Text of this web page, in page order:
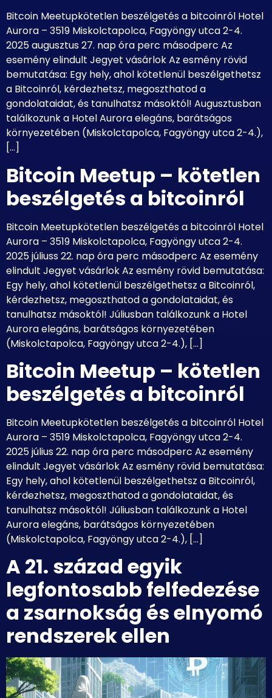
Bitcoin Meetupkötetlen beszélgetés a bitcoinról Hotel
Aurora – 3519 Miskolctapolca, Fagyöngy utca 2-4.
2025 augusztus 27. nap óra perc másodperc Az
esemény elindult Jegyet vásárlok Az esmény rövid
bemutatása: Egy hely, ahol kötetlenül beszélgethetsz
a Bitcoinról, kérdezhetsz, megoszthatod a
gondolataidat, és tanulhatsz másoktól! Augusztusban
találkozunk a Hotel Aurora elegáns, barátságos
környezetében (Miskolctapolca, Fagyöngy utca 2-4.),
[…]
Bitcoin Meetup – kötetlen
beszélgetés a bitcoinról
Bitcoin Meetupkötetlen beszélgetés a bitcoinról Hotel
Aurora – 3519 Miskolctapolca, Fagyöngy utca 2-4.
2025 júliuss 22. nap óra perc másodperc Az esemény
elindult Jegyet vásárlok Az esmény rövid bemutatása:
Egy hely, ahol kötetlenül beszélgethetsz a Bitcoinról,
kérdezhetsz, megoszthatod a gondolataidat, és
tanulhatsz másoktól! Júliusban találkozunk a Hotel
Aurora elegáns, barátságos környezetében
(Miskolctapolca, Fagyöngy utca 2-4.), […]
Bitcoin Meetup – kötetlen
beszélgetés a bitcoinról
Bitcoin Meetupkötetlen beszélgetés a bitcoinról Hotel
Aurora – 3519 Miskolctapolca, Fagyöngy utca 2-4.
2025 július 22. nap óra perc másodperc Az esemény
elindult Jegyet vásárlok Az esmény rövid bemutatása:
Egy hely, ahol kötetlenül beszélgethetsz a Bitcoinról,
kérdezhetsz, megoszthatod a gondolataidat, és
tanulhatsz másoktól! Júliusban találkozunk a Hotel
Aurora elegáns, barátságos környezetében
(Miskolctapolca, Fagyöngy utca 2-4.), […]
A 21. század egyik
legfontosabb felfedezése
a zsarnokság és elnyomó
rendszerek ellen